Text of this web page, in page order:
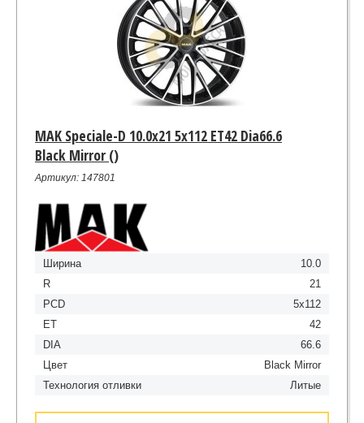
MAK Speciale-D 10.0x21 5x112 ET42 Dia66.6
Black Mirror ()
Артикул: 147801
Ширина
10.0
R
21
PCD
5x112
ET
42
DIA
66.6
Цвет
Black Mirror
Технология отливки
Литые